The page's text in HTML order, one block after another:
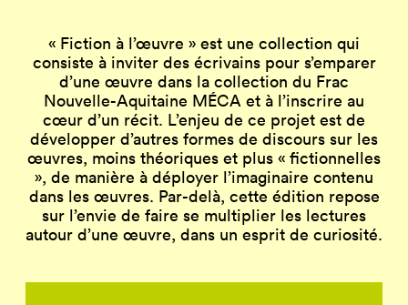
« Fiction à l’œuvre » est une collection qui
consiste à inviter des écrivains pour s’emparer
d’une œuvre dans la collection du Frac
Nouvelle-Aquitaine MÉCA et à l’inscrire au
cœur d’un récit. L’enjeu de ce projet est de
développer d’autres formes de discours sur les
œuvres, moins théoriques et plus « fictionnelles
», de manière à déployer l’imaginaire contenu
dans les œuvres. Par-delà, cette édition repose
sur l’envie de faire se multiplier les lectures
autour d’une œuvre, dans un esprit de curiosité.